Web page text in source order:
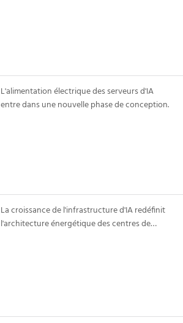
L'alimentation électrique des serveurs d'IA
entre dans une nouvelle phase de conception.
La croissance de l'infrastructure d'IA redéfinit
l'architecture énergétique des centres de